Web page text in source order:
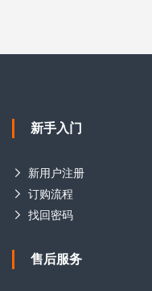
新手入门
新用户注册
订购流程
找回密码
售后服务